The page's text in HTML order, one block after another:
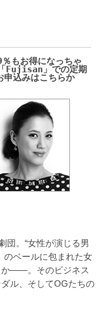
もお得になっちゃ
」での定期
申込みはこちらか
団。“女性が演じる男
のベールに包まれた女
か――。そのビジネス
ル、そしてOGたちの